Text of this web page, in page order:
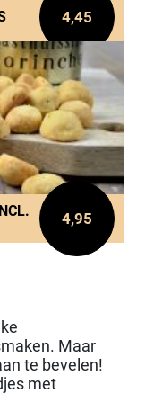
4,45
4,95
Maar
te bevelen!
met